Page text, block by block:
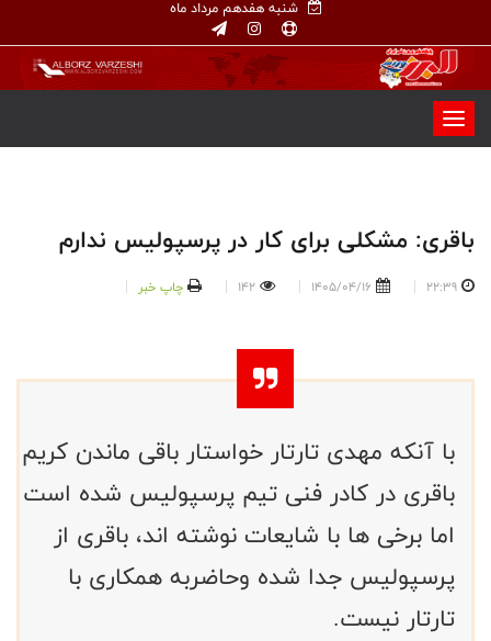
شنبه هفدهم مرداد ماه
باقری: مشکلی برای کار در پرسپولیس ندارم
22:39
1405/04/16
142 چاپ خبر
با آنکه مهدی تارتار خواستار باقی ماندن کریم
باقری در کادر فنی تیم پرسپولیس شده است
اما برخی ها با شایعات نوشته اند، باقری از
پرسپولیس جدا شده وحاضربه همکاری با
تارتار نیست.